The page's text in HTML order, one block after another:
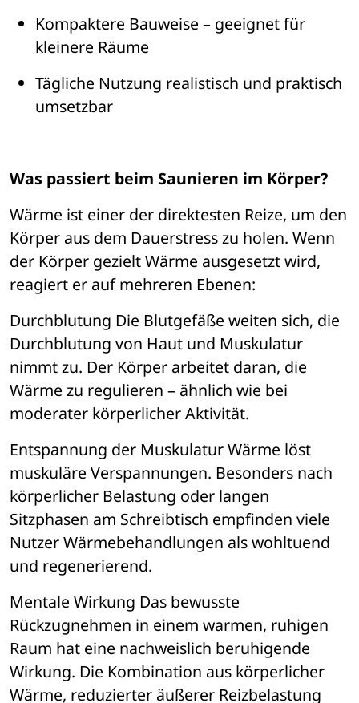
Kompaktere Bauweise – geeignet für
kleinere Räume
Tägliche Nutzung realistisch und praktisch
umsetzbar
Was passiert beim Saunieren im Körper?
Wärme ist einer der direktesten Reize, um den
Körper aus dem Dauerstress zu holen. Wenn
der Körper gezielt Wärme ausgesetzt wird,
reagiert er auf mehreren Ebenen:
Durchblutung Die Blutgefäße weiten sich, die
Durchblutung von Haut und Muskulatur
nimmt zu. Der Körper arbeitet daran, die
Wärme zu regulieren – ähnlich wie bei
moderater körperlicher Aktivität.
Entspannung der Muskulatur Wärme löst
muskuläre Verspannungen. Besonders nach
körperlicher Belastung oder langen
Sitzphasen am Schreibtisch empfinden viele
Nutzer Wärmebehandlungen als wohltuend
und regenerierend.
Mentale Wirkung Das bewusste
Rückzugnehmen in einem warmen, ruhigen
Raum hat eine nachweislich beruhigende
Wirkung. Die Kombination aus körperlicher
Wärme, reduzierter äußerer Reizbelastung